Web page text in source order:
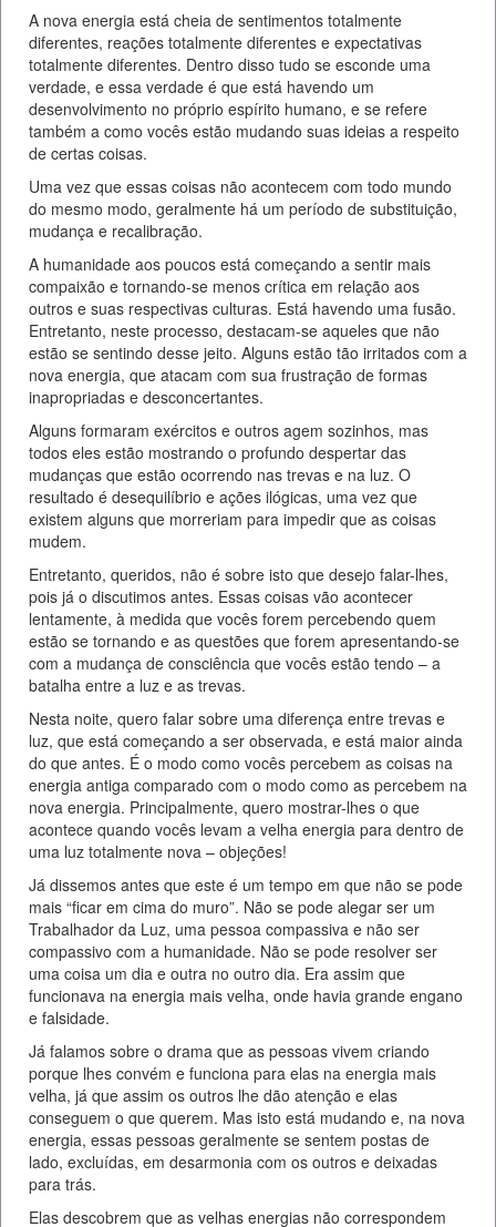
A nova energia está cheia de sentimentos totalmente
diferentes, reações totalmente diferentes e expectativas
totalmente diferentes. Dentro disso tudo se esconde uma
verdade, e essa verdade é que está havendo um
desenvolvimento no próprio espírito humano, e se refere
também a como vocês estão mudando suas ideias a respeito
de certas coisas.
Uma vez que essas coisas não acontecem com todo mundo
do mesmo modo, geralmente há um período de substituição,
mudança e recalibração.
A humanidade aos poucos está começando a sentir mais
compaixão e tornando-se menos crítica em relação aos
outros e suas respectivas culturas. Está havendo uma fusão.
Entretanto, neste processo, destacam-se aqueles que não
estão se sentindo desse jeito. Alguns estão tão irritados com a
nova energia, que atacam com sua frustração de formas
inapropriadas e desconcertantes.
Alguns formaram exércitos e outros agem sozinhos, mas
todos eles estão mostrando o profundo despertar das
mudanças que estão ocorrendo nas trevas e na luz. O
resultado é desequilíbrio e ações ilógicas, uma vez que
existem alguns que morreriam para impedir que as coisas
mudem.
Entretanto, queridos, não é sobre isto que desejo falar-lhes,
pois já o discutimos antes. Essas coisas vão acontecer
lentamente, à medida que vocês forem percebendo quem
estão se tornando e as questões que forem apresentando-se
com a mudança de consciência que vocês estão tendo – a
batalha entre a luz e as trevas.
Nesta noite, quero falar sobre uma diferença entre trevas e
luz, que está começando a ser observada, e está maior ainda
do que antes. É o modo como vocês percebem as coisas na
energia antiga comparado com o modo como as percebem na
nova energia. Principalmente, quero mostrar-lhes o que
acontece quando vocês levam a velha energia para dentro de
uma luz totalmente nova – objeções!
Já dissemos antes que este é um tempo em que não se pode
mais “ficar em cima do muro”. Não se pode alegar ser um
Trabalhador da Luz, uma pessoa compassiva e não ser
compassivo com a humanidade. Não se pode resolver ser
uma coisa um dia e outra no outro dia. Era assim que
funcionava na energia mais velha, onde havia grande engano
e falsidade.
Já falamos sobre o drama que as pessoas vivem criando
porque lhes convém e funciona para elas na energia mais
velha, já que assim os outros lhe dão atenção e elas
conseguem o que querem. Mas isto está mudando e, na nova
energia, essas pessoas geralmente se sentem postas de
lado, excluídas, em desarmonia com os outros e deixadas
para trás.
Elas descobrem que as velhas energias não correspondem